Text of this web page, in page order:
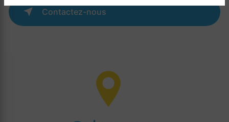
Contactez-nous